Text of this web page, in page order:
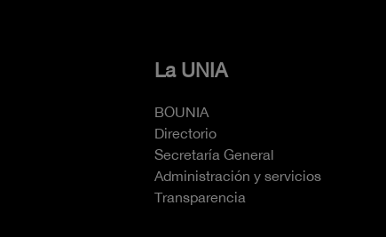
La UNIA
BOUNIA
Directorio
Secretaría General
Administración y servicios
Transparencia